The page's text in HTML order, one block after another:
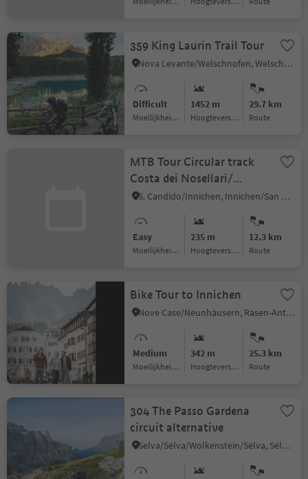
359 King Laurin Trail Tour
Nova Levante/Welschnofen, Welschnofen/Nova Levante, Dolomites Region Eggental
Difficult
Moeilijkheidsgraad
1452 m
Hoogteverschil
29.7 km
Route
MTB Tour Circular track
Costa dei Nosellari/
Haselsberg
S. Candido/Innichen, Innichen/San Candido, Dolomites Region 3 Zinnen
Easy
Moeilijkheidsgraad
235 m
Hoogteverschil
12.3 km
Route
Bike Tour to Innichen
Nove Case/Neunhäusern, Rasen-Antholz/Rasun Anterselva, Dolomites Region Kronplatz/Plan de Corones
Medium
Moeilijkheidsgraad
342 m
Hoogteverschil
25.3 km
Route
304 The Passo Gardena
circuit alternative
Selva/Sëlva/Wolkenstein/Sëlva, Sëlva/Selva di Val Gardena, Dolomites Region Val Gardena